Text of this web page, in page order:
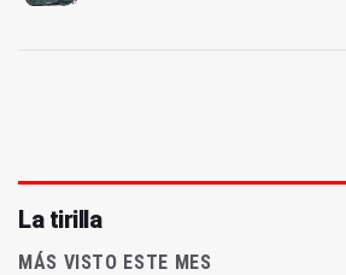
La tirilla
MÁS VISTO ESTE MES